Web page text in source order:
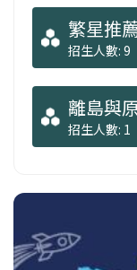
繁星推
招生人數: 9
離島與
招生人數: 1